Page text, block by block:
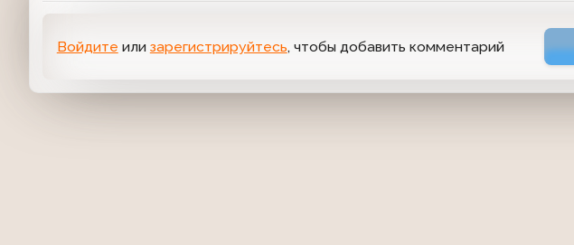
Войдите или зарегистрируйтесь, чтобы добавить комментарий